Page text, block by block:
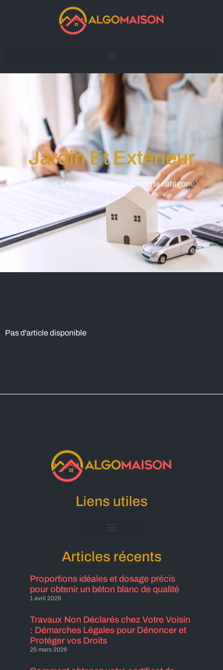
Jardin Et Extérieur
Tous nos articles disponibles sur cette catégorie.
Pas d'article disponible
Liens utiles
Articles récents
Proportions idéales et dosage précis
pour obtenir un béton blanc de qualité
1 avril 2026
Travaux Non Déclarés chez Votre Voisin
: Démarches Légales pour Dénoncer et
Protéger vos Droits
25 mars 2026